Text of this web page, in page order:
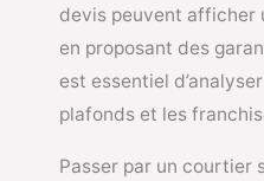
devis peuvent afficher
en proposant des
est essentiel
plafonds et les
Passer par un courtier